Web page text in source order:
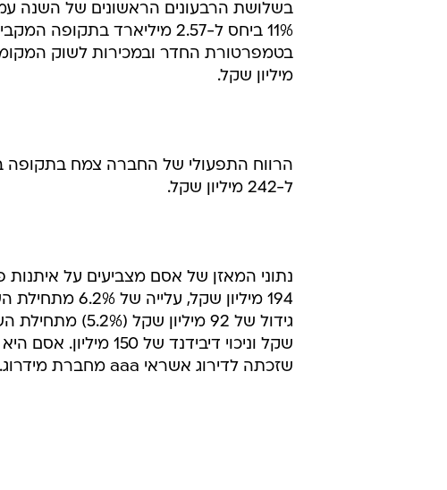
11% ביחס ל-2.57 מיליארד
מיליון שקל.
ל-242 מיליון שקל.
נתוני המאזן של אסם מצביעים על
שקל וניכוי
שזכתה לדירוג אשראי aaa מחברת מידרוג.